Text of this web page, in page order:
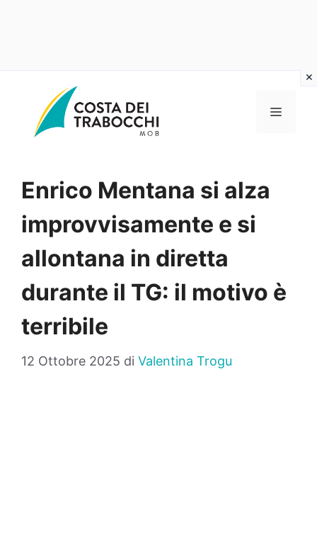
contenuto
MENU
Enrico Mentana si alza
improvvisamente e si
allontana in diretta
durante il TG: il motivo è
terribile
12 Ottobre 2025 di Valentina Trogu